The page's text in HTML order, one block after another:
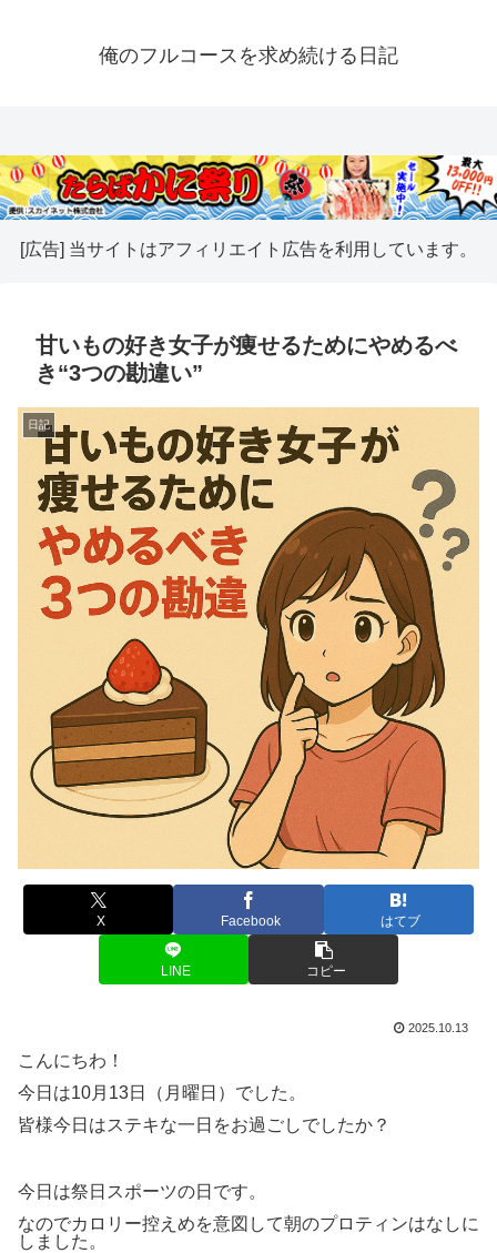
俺のフルコースを求め続ける日記
[広告] 当サイトはアフィリエイト広告を利用しています。
甘いもの好き女子が痩せるためにやめるべ
き“3つの勘違い”
日記
X Facebook はてブ
LINE コピー
2025.10.13
こんにちわ！
今日は10月13日（月曜日）でした。
皆様今日はステキな一日をお過ごしでしたか？
今日は祭日スポーツの日です。
なのでカロリー控えめを意図して朝のプロティンはなしに
しました。